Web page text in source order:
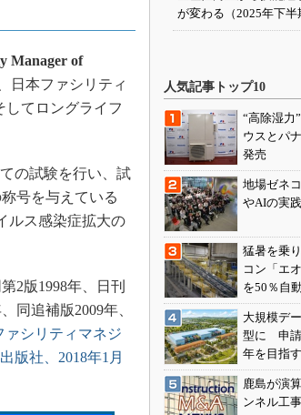
Manager of
日本ファシリティ
してロングライフ
の試験を行い、試
号を与えている
ルス感染症拡大の
2版1998年、日刊
同追補版2009年、
ァシリティマネジ
版社、2018年1月
が変わる（2025年下半
人気記事トップ10
“高除湿
ウスとパ
発売
地場ゼネ
やAIの実
猛暑を乗
コン「エ
を50％自
大規模デ
型に 申請
年を目指す
鹿島が演
ンネル工